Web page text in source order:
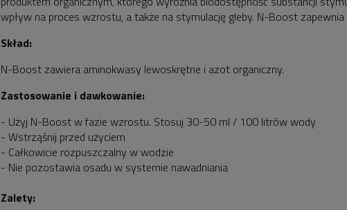
wpływ na proces wzrostu, a także na stymulację gleby. N-Boost
Skład:
N-Boost zawiera aminokwasy lewoskrętne i azot organiczny.
Zastosowanie i dawkowanie:
- Użyj N-Boost w fazie wzrostu. Stosuj 30-50 ml / 100 litrów wody
- Wstrząśnij przed użyciem
- Całkowicie rozpuszczalny w wodzie
- Nie pozostawia osadu w systemie nawadniania
Zalety: